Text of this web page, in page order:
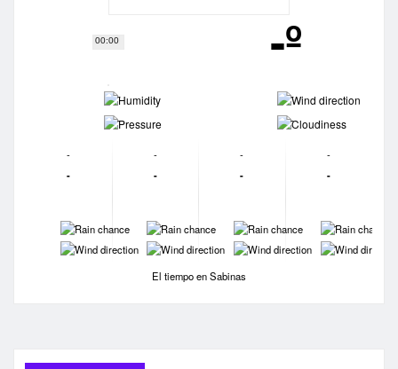
00:00 -º
-
-
-
-
-
-
-
-
-
-
-
-
-
-
-
-
-
-
-
-
El tiempo en Sabinas